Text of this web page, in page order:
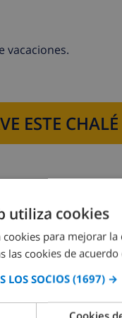
lavavajillas,
vacaciones.
ESTE CHALÉ
Dormitorio
utiliza cookies
cookies para mejorar
las cookies de
LOS SOCIOS (1697) →